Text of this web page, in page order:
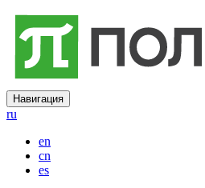
Навигация
ru
en
cn
es